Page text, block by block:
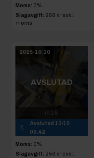
Moms: 0%
Slagavgift: 250 kr exkl.
moms
2025-10-10
AVSLUTAD
15
Avslutad 10/10
09:42
Moms: 0%
Slagavgift: 250 kr exkl.